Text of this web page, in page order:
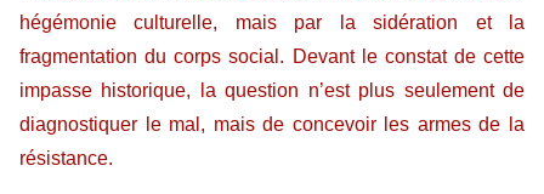
hégémonie culturelle, mais par la sidération et la
fragmentation du corps social. Devant le constat de cette
impasse historique, la question n’est plus seulement de
diagnostiquer le mal, mais de concevoir les armes de la
résistance.